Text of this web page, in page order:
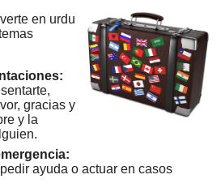
en urdu
gracias y
y la
ayuda o actuar en casos